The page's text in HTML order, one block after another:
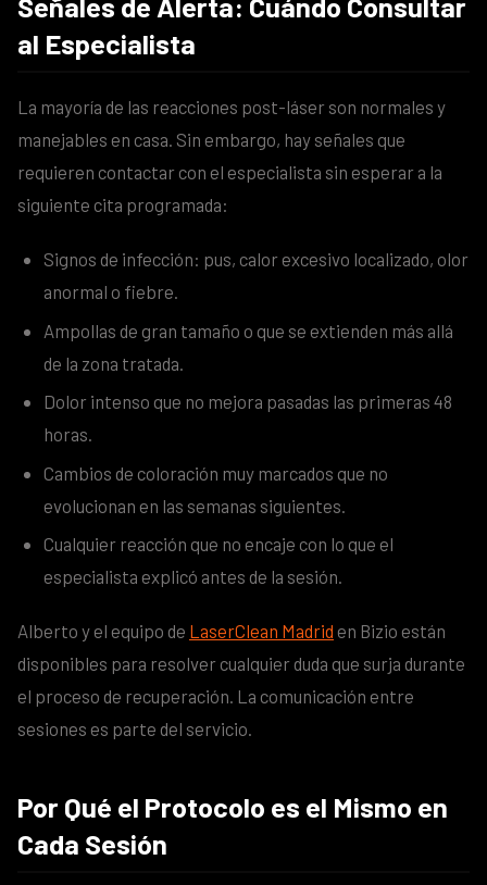
al Especialista
La mayoría de las reacciones post-láser son normales y
manejables en casa. Sin embargo, hay señales que
requieren contactar con el especialista sin esperar a la
siguiente cita programada:
Signos de infección: pus, calor excesivo localizado, olor
anormal o fiebre.
Ampollas de gran tamaño o que se extienden más allá
de la zona tratada.
Dolor intenso que no mejora pasadas las primeras 48
horas.
Cambios de coloración muy marcados que no
evolucionan en las semanas siguientes.
Cualquier reacción que no encaje con lo que el
especialista explicó antes de la sesión.
Alberto y el equipo de LaserClean Madrid en Bizio están
disponibles para resolver cualquier duda que surja durante
el proceso de recuperación. La comunicación entre
sesiones es parte del servicio.
Por Qué el Protocolo es el Mismo en
Cada Sesión